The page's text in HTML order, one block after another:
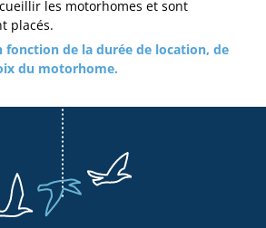
les motorhomes et sont
placés.
fonction de la durée de location, de
du motorhome.